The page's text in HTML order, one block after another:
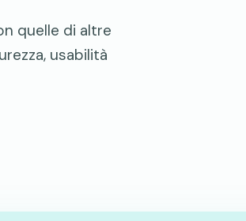
quelle di altre
usabilità